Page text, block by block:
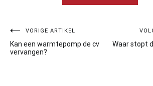
Bericht
navigatie
VORIGE ARTIKEL
Kan een warmtepomp de cv
vervangen?
Waar stopt